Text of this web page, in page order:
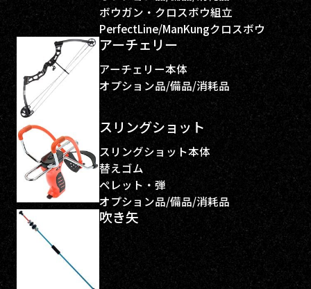
ボウガン・クロスボウ組立
PerfectLine/ManKungクロスボウ
アーチェリー
アーチェリー本体
オプション品/備品/消耗品
スリングショット
スリングショット本体
替えゴム
ペレット・弾
オプション品/備品/消耗品
吹き矢